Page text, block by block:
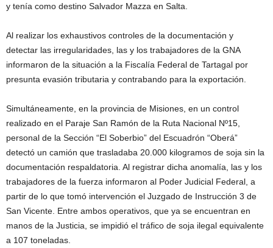
y tenía como destino Salvador Mazza en Salta.
Al realizar los exhaustivos controles de la documentación y
detectar las irregularidades, las y los trabajadores de la GNA
informaron de la situación a la Fiscalía Federal de Tartagal por
presunta evasión tributaria y contrabando para la exportación.
Simultáneamente, en la provincia de Misiones, en un control
realizado en el Paraje San Ramón de la Ruta Nacional Nº15,
personal de la Sección “El Soberbio” del Escuadrón “Oberá”
detectó un camión que trasladaba 20.000 kilogramos de soja sin la
documentación respaldatoria. Al registrar dicha anomalía, las y los
trabajadores de la fuerza informaron al Poder Judicial Federal, a
partir de lo que tomó intervención el Juzgado de Instrucción 3 de
San Vicente. Entre ambos operativos, que ya se encuentran en
manos de la Justicia, se impidió el tráfico de soja ilegal equivalente
a 107 toneladas.